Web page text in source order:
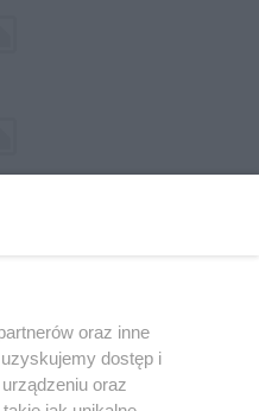
może być powielany i
w jakikolwiek sposób (w
na jakimkolwiek polu
z umieszczaniem w Internecie
oraz inne
dostęp i
oraz